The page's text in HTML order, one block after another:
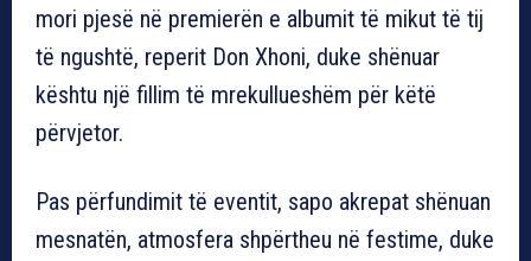
mori pjesë në premierën e albumit të mikut të tij
të ngushtë, reperit Don Xhoni, duke shënuar
kështu një fillim të mrekullueshëm për këtë
përvjetor.
Pas përfundimit të eventit, sapo akrepat shënuan
mesnatën, atmosfera shpërtheu në festime, duke